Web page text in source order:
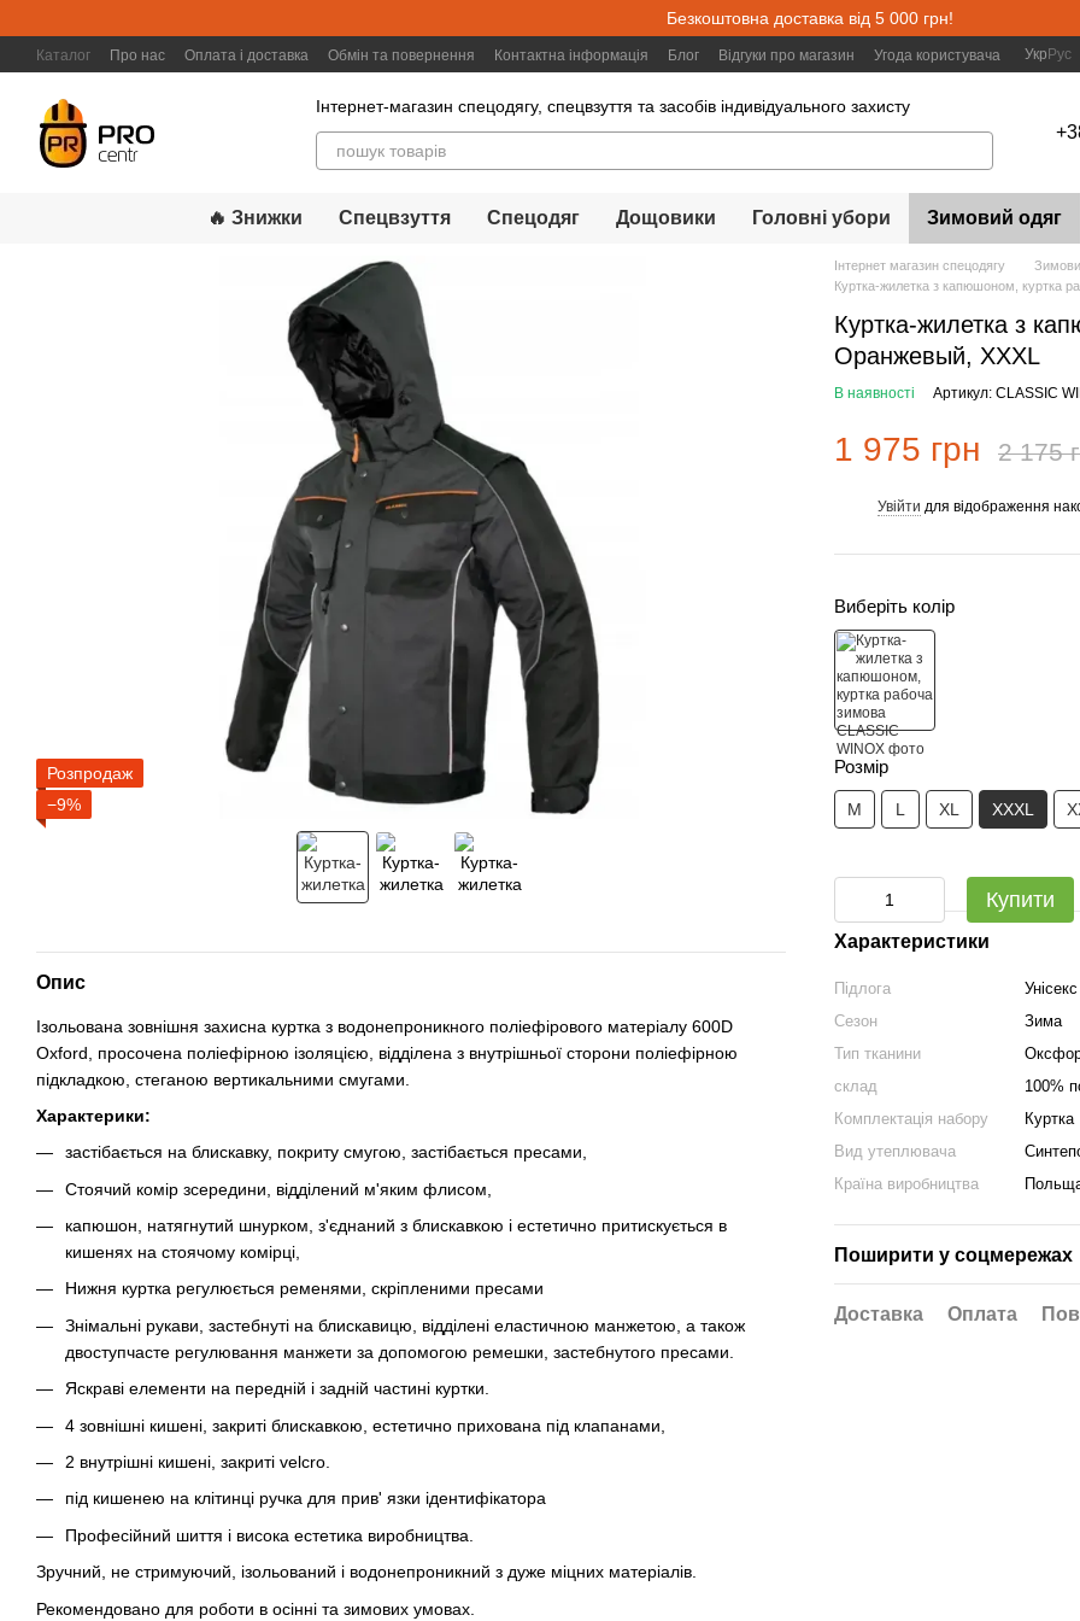
Безкоштовна доставка від 5 000 грн!
Каталог Про нас Оплата і доставка Обмін та повернення Контактна інформація Блог Відгуки про магазин Угода користувача Укр Рус
Інтернет-магазин спецодягу, спецвзуття та засобів індивідуального захисту
🔥 Знижки Спецвзуття Спецодяг Дощовики Головні убори Зимовий одяг
Розпродаж
−9%
Опис
Ізольована зовнішня захисна куртка з водонепроникного поліефірового матеріалу 600D
Oxford, просочена поліефірною ізоляцією, відділена з внутрішньої сторони поліефірною
підкладкою, стеганою вертикальними смугами.
Характерики:
застібається на блискавку, покриту смугою, застібається пресами,
Стоячий комір зсередини, відділений м'яким флисом,
капюшон, натягнутий шнурком, з'єднаний з блискавкою і естетично притискується в
кишенях на стоячому комірці,
Нижня куртка регулюється ременями, скріпленими пресами
Знімальні рукави, застебнуті на блискавицю, відділені еластичною манжетою, а також
двоступчасте регулювання манжети за допомогою ремешки, застебнутого пресами.
Яскраві елементи на передній і задній частині куртки.
4 зовнішні кишені, закриті блискавкою, естетично прихована під клапанами,
2 внутрішні кишені, закриті velcro.
під кишенею на клітинці ручка для прив' язки ідентифікатора
Професійний шиття і висока естетика виробництва.
Зручний, не стримуючий, ізольований і водонепроникний з дуже міцних матеріалів.
Рекомендовано для роботи в осінні та зимових умовах.
Інтернет магазин спецодягу
Куртка-жилетка з капюшоном, куртка
Куртка-жилетка з
Оранжевый, XXXL
В наявності Артикул: CLASSIC
1 975 грн 2 175
Увійти для відображення
Виберіть колір
Розмір
M L XL XXXL
Купити
Характеристики
Підлога
Унісекс
Сезон
Зима
Тип тканини
склад
100%
Комплектація набору
Куртка
Вид утеплювача
Країна виробництва
Поширити у соцмережах
Доставка Оплата